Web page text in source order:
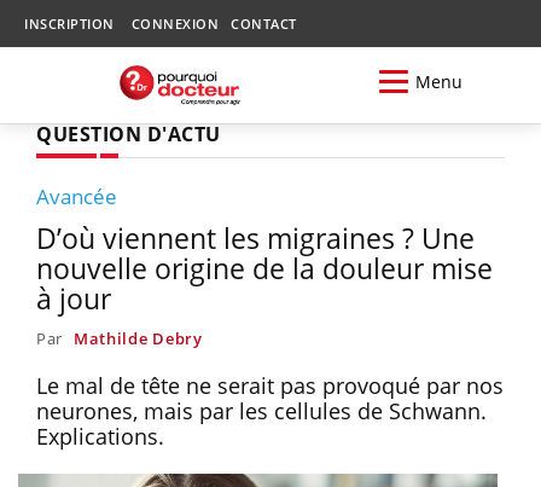
INSCRIPTION CONNEXION CONTACT
Menu
QUESTION D'ACTU
Avancée
D’où viennent les migraines ? Une
nouvelle origine de la douleur mise
à jour
Par Mathilde Debry
Le mal de tête ne serait pas provoqué par nos
neurones, mais par les cellules de Schwann.
Explications.